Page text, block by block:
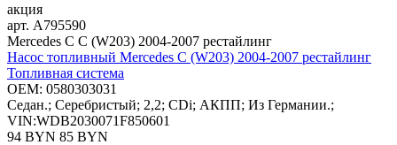
акция
арт. A795590
Mercedes C C (W203) 2004-2007 рестайлинг
Насос топливный Mercedes C (W203) 2004-2007 рестайлинг
Топливная система
OEM: 0580303031
Седан.; Серебристый; 2,2; CDi; АКПП; Из Германии.;
VIN:WDB2030071F850601
94 BYN 85 BYN